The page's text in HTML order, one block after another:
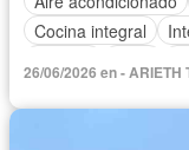
Cocina integral
26/06/2026 en - ARIETH